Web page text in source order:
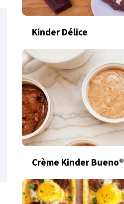
Kinder Délice
Crème Kinder Bueno®